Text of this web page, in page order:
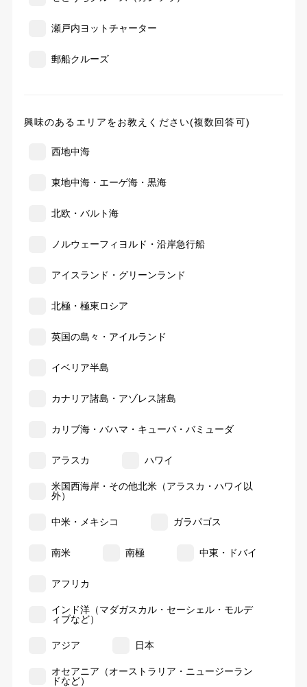
瀬戸内ヨットチャーター
郵船クルーズ
興味のあるエリアをお教えください(複数回答可)
西地中海
東地中海・エーゲ海・黒海
北欧・バルト海
ノルウェーフィヨルド・沿岸急行船
アイスランド・グリーンランド
北極・極東ロシア
英国の島々・アイルランド
イベリア半島
カナリア諸島・アゾレス諸島
カリブ海・バハマ・キューバ・バミューダ
アラスカ ハワイ
米国西海岸・その他北米（アラスカ・ハワイ以
外）
中米・メキシコ ガラパゴス
南米 南極 中東・ドバイ
アフリカ
インド洋（マダガスカル・セーシェル・モルデ
ィブなど）
アジア 日本
オセアニア（オーストラリア・ニュージーラン
ドなど）